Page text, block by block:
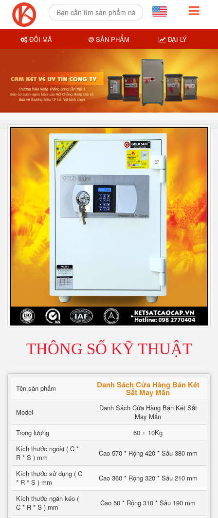
THÔNG SỐ KỸ THUẬT
Tên sản phẩm Danh Sách Cửa Hàng Bán Két
Sắt May Mắn
Model
Danh Sách Cửa Hàng Bán Két Sắt
May Mắn
Trọng lượng
60 ± 10Kg
Kích thước ngoài ( C *
R * S ) mm
Cao 570 * Rộng 420 * Sâu 380 mm
Kích thước sử dụng ( C
* R * S ) mm
Cao 360 * Rộng 320 * Sâu 210 mm
Kích thước ngăn kéo (
C * R * S ) mm
Cao 50 * Rộng 310 * Sâu 190 mm
ĐỔI MÃ SẢN PHẨM ĐẠI LÝ